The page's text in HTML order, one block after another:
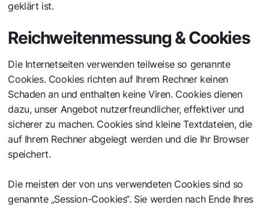
geklärt ist.
Reichweitenmessung & Cookies
Die Internetseiten verwenden teilweise so genannte
Cookies. Cookies richten auf Ihrem Rechner keinen
Schaden an und enthalten keine Viren. Cookies dienen
dazu, unser Angebot nutzerfreundlicher, effektiver und
sicherer zu machen. Cookies sind kleine Textdateien, die
auf Ihrem Rechner abgelegt werden und die Ihr Browser
speichert.
Die meisten der von uns verwendeten Cookies sind so
genannte „Session-Cookies“. Sie werden nach Ende Ihres